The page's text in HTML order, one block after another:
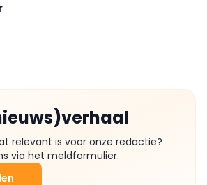
relevant is voor onze redactie?
via het meldformulier.